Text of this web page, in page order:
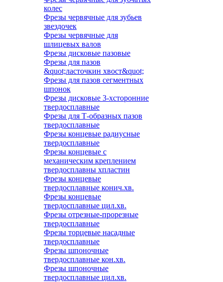
колес
Фрезы червячные для зубьев
звездочек
Фрезы червячные для
шлицевых валов
Фрезы дисковые пазовые
Фрезы для пазов
&quot;ласточкин хвост&quot;
Фрезы для пазов сегментных
шпонок
Фрезы дисковые 3-хсторонние
твердосплавные
Фрезы для Т-образных пазов
твердосплавные
Фрезы концевые радиусные
твердосплавные
Фрезы концевые с
механическим креплением
твердосплавны хпластин
Фрезы концевые
твердосплавные конич.хв.
Фрезы концевые
твердосплавные цил.хв.
Фрезы отрезные-прорезные
твердосплавные
Фрезы торцевые насадные
твердосплавные
Фрезы шпоночные
твердосплавные кон.хв.
Фрезы шпоночные
твердосплавные цил.хв.